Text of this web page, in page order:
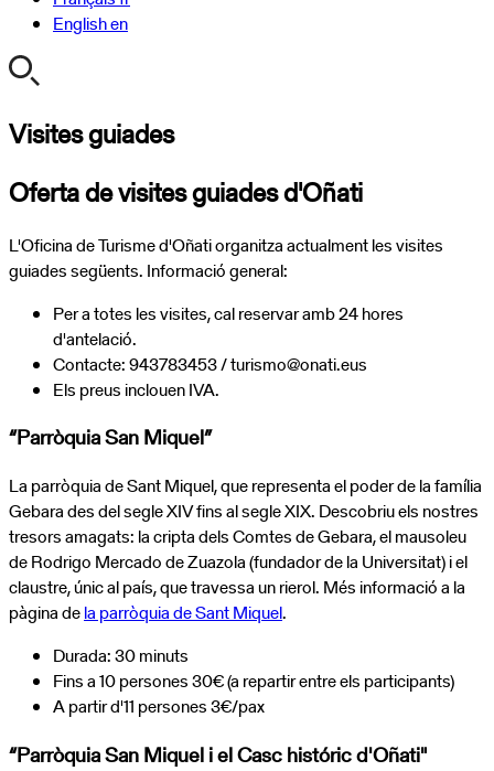
Englishen
Visites guiades
Oferta de visites guiades d'Oñati
L'Oficina de Turisme d'Oñati organitza actualment les visites
guiades següents. Informació general:
Per a totes les visites, cal reservar amb 24 hores
d'antelació.
Contacte: 943783453 / turismo@onati.eus
Els preus inclouen IVA.
“Parròquia San Miquel”
La parròquia de Sant Miquel, que representa el poder de la família
Gebara des del segle XIV fins al segle XIX. Descobriu els nostres
tresors amagats: la cripta dels Comtes de Gebara, el mausoleu
de Rodrigo Mercado de Zuazola (fundador de la Universitat) i el
claustre, únic al país, que travessa un rierol. Més informació a la
pàgina dela parròquia de Sant Miquel.
Durada: 30 minuts
Fins a 10 persones 30€ (a repartir entre els participants)
A partir d'11 persones 3€/pax
“Parròquia San Miquel i el Casc históric d'Oñati"